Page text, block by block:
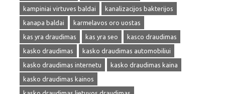
kampiniai virtuves baldai
kanalizacijos bakterijos
kanapa baldai
karmelavos oro uostas
kas yra draudimas
kas yra seo
kasco draudimas
kasko draudimas
kasko draudimas automobiliui
kasko draudimas internetu
kasko draudimas kaina
kasko draudimas kainos